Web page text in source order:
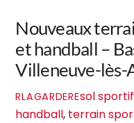
Nouveaux
et handball –
Villeneuve-lès-
RLAGARDEREsol sportif
handball, terrain